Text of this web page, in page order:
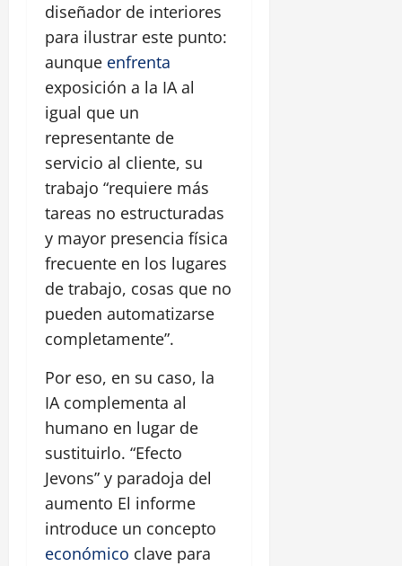
diseñador de interiores
para ilustrar este punto:
aunque enfrenta
exposición a la IA al
igual que un
representante de
servicio al cliente, su
trabajo “requiere más
tareas no estructuradas
y mayor presencia física
frecuente en los lugares
de trabajo, cosas que no
pueden automatizarse
completamente”.
Por eso, en su caso, la
IA complementa al
humano en lugar de
sustituirlo. “Efecto
Jevons” y paradoja del
aumento El informe
introduce un concepto
económico clave para